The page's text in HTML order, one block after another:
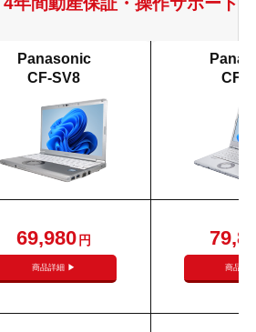
Panasonic
CF-SV8
69,980 円
商品詳細 ▶
CF-
商品詳